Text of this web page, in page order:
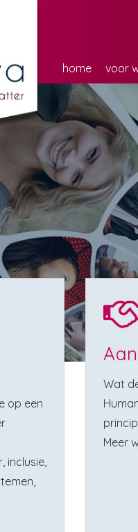
home voor
op een
inclusie,
Wat
Meer